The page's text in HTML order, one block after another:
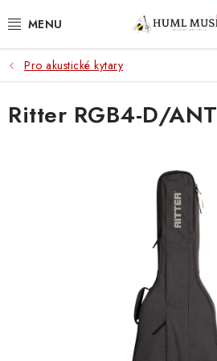
na
KYTARY
UKULELE
KYTAROVÉ PŘÍSLUŠENSTVÍ
Pro akustické kytary
Ritter RGB4-D/ANT